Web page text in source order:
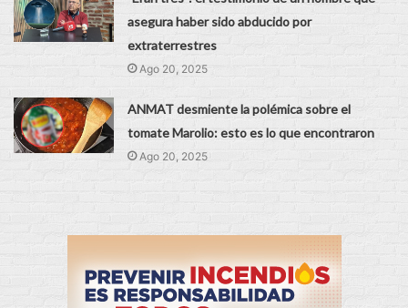
asegura haber sido abducido por
extraterrestres
Ago 20, 2025
ANMAT desmiente la polémica sobre el
tomate Marolio: esto es lo que encontraron
Ago 20, 2025